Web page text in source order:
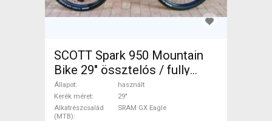
SCOTT Spark 950 Mountain
Bike 29" össztelós / fully
SRAM GX Eagle használt
ELADÓ
Állapot
használt
Kerék méret
29"
Alkatrészcsalád
(MTB)
SRAM GX Eagle